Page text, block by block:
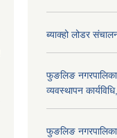
ब्याक्हो लोडर
फुङलिङ
व्यवस्थापन
फुङलिङ